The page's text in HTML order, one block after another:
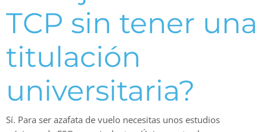
TCP sin tener una
titulación
universitaria?
Sí. Para ser azafata de vuelo necesitas unos estudios